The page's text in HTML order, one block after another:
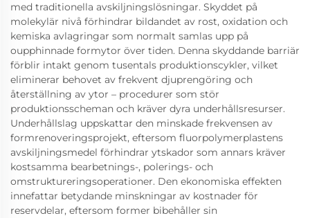
med traditionella avskiljningslösningar. Skyddet på
molekylär nivå förhindrar bildandet av rost, oxidation och
kemiska avlagringar som normalt samlas upp på
oupphinnade formytor över tiden. Denna skyddande barriär
förblir intakt genom tusentals produktionscykler, vilket
eliminerar behovet av frekvent djuprengöring och
återställning av ytor – procedurer som stör
produktionsscheman och kräver dyra underhållsresurser.
Underhållslag uppskattar den minskade frekvensen av
formrenoveringsprojekt, eftersom fluorpolymerplastens
avskiljningsmedel förhindrar ytskador som annars kräver
kostsamma bearbetnings-, polerings- och
omstruktureringsoperationer. Den ekonomiska effekten
innefattar betydande minskningar av kostnader för
reservdelar, eftersom former bibehåller sin